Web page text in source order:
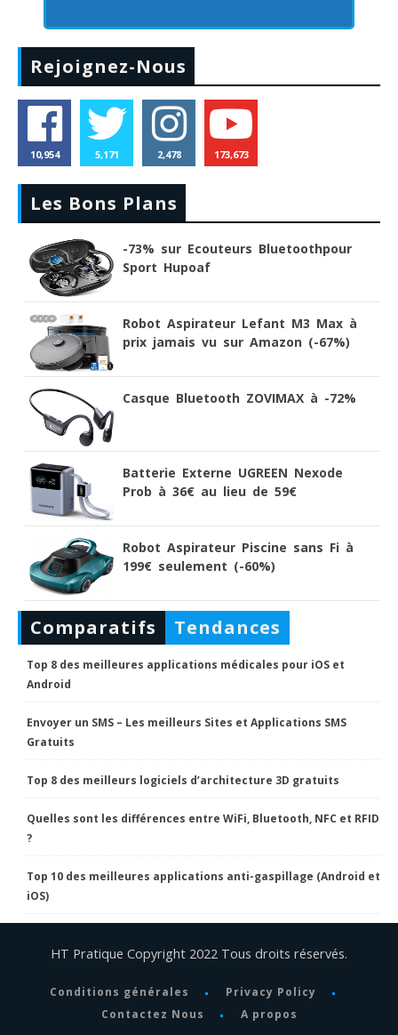
Rejoignez-Nous
10,954 5,171 2,478 173,673
Les Bons Plans
-73% sur Ecouteurs Bluetoothpour
Sport Hupoaf
Robot Aspirateur Lefant M3 Max à
prix jamais vu sur Amazon (-67%)
Casque Bluetooth ZOVIMAX à -72%
Batterie Externe UGREEN Nexode
Prob à 36€ au lieu de 59€
Robot Aspirateur Piscine sans Fi à
199€ seulement (-60%)
Comparatifs Tendances
Top 8 des meilleures applications médicales pour iOS et
Android
Envoyer un SMS – Les meilleurs Sites et Applications SMS
Gratuits
Top 8 des meilleurs logiciels d’architecture 3D gratuits
Quelles sont les différences entre WiFi, Bluetooth, NFC et RFID
?
Top 10 des meilleures applications anti-gaspillage (Android et
iOS)
HT Pratique Copyright 2022 Tous droits réservés.
Conditions générales
Privacy Policy
Contactez Nous
A propos